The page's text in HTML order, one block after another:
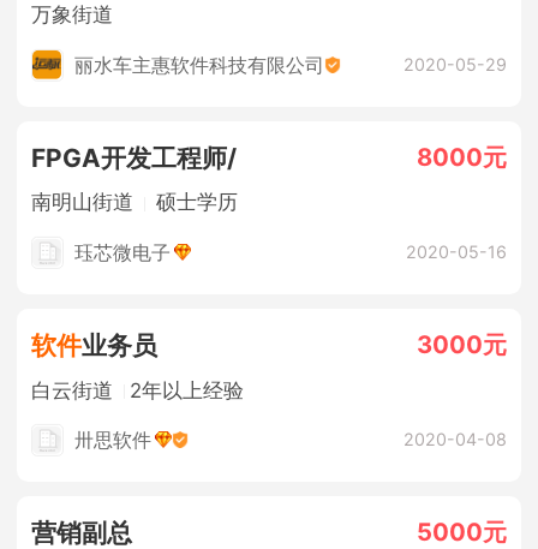
万象街道
丽水车主惠软件科技有限公司 2020-05-29
FPGA开发工程师/ 8000元
南明山街道 硕士学历
珏芯微电子 2020-05-16
软件业务员 3000元
白云街道 2年以上经验
卅思软件 2020-04-08
营销副总 5000元